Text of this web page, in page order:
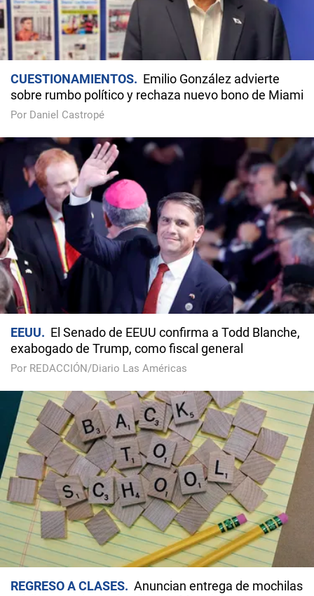
CUESTIONAMIENTOS
Emilio González advierte
sobre rumbo político y rechaza nuevo bono de Miami
Por Daniel Castropé
EEUU
El Senado de EEUU confirma a Todd Blanche,
exabogado de Trump, como fiscal general
Por REDACCIÓN/Diario Las Américas
REGRESO A CLASES
Anuncian entrega de mochilas